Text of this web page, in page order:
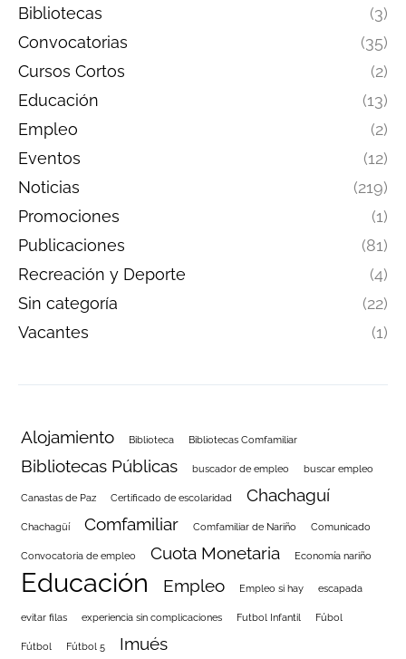
Bibliotecas
(3)
Convocatorias
(35)
Cursos Cortos
(2)
Educación
(13)
Empleo
(2)
Eventos
(12)
Noticias
(219)
Promociones
(1)
Publicaciones
(81)
Recreación y Deporte
(4)
Sin categoría
(22)
Vacantes
(1)
Alojamiento Biblioteca Bibliotecas Comfamiliar
Bibliotecas Públicas buscador de empleo buscar empleo
Canastas de Paz Certificado de escolaridad Chachaguí
Chachagüí Comfamiliar Comfamiliar de Nariño Comunicado
Convocatoria de empleo Cuota Monetaria Economía nariño
Educación Empleo Empleo si hay escapada
evitar filas experiencia sin complicaciones Futbol Infantil Fúbol
Fútbol Fútbol 5 Imués